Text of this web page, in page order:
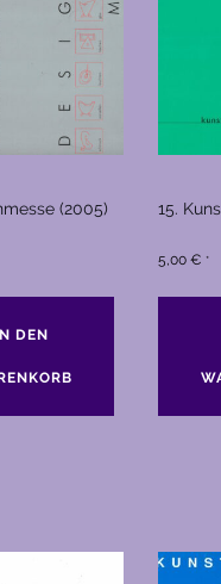
(2005)
DEN
15.
5,00 € *